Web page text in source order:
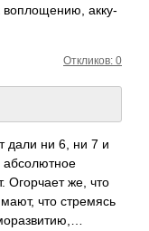
вопл­ощен­ию, акку­
Откликов: 0
дали ни 6, ни 7 и
Огорчает же, что
что стремясь